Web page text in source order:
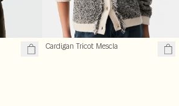
Cardigan Tricot Mescla